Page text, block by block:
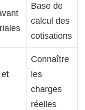
Base de
calcul des
cotisations
Connaître
les
charges
réelles